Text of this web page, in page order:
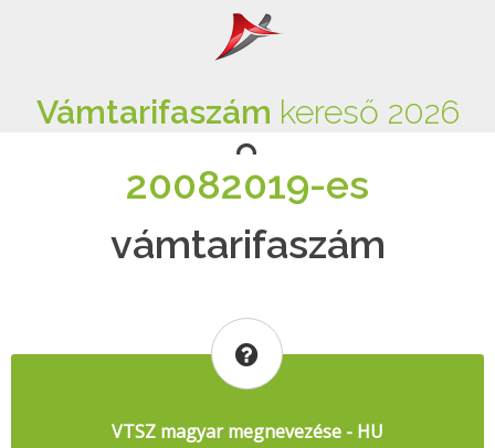
Vámtarifaszám kereső 2026
20082019-es
vámtarifaszám
VTSZ magyar megnevezése - HU